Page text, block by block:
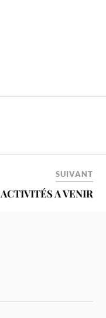
SUIVANT
ACTIVITÉS A VENIR